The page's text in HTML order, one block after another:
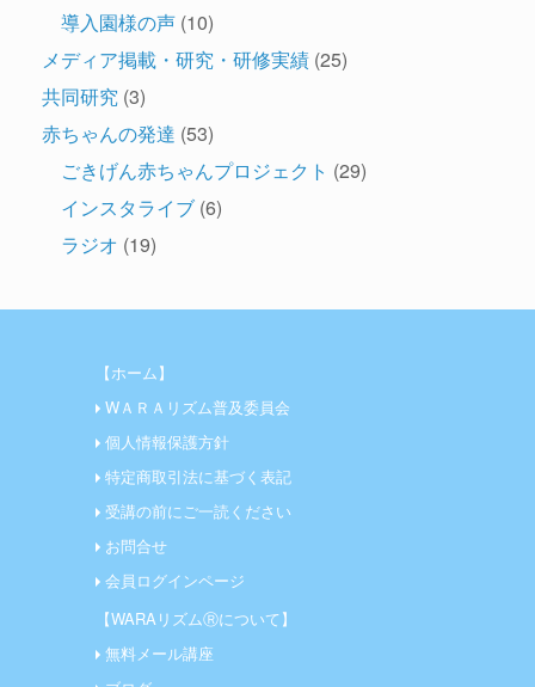
導入園様の声 (10)
メディア掲載・研究・研修実績 (25)
共同研究 (3)
赤ちゃんの発達 (53)
ごきげん赤ちゃんプロジェクト (29)
インスタライブ (6)
ラジオ (19)
【ホーム】
WＡＲＡリズム普及委員会
個人情報保護方針
特定商取引法に基づく表記
受講の前にご一読ください
お問合せ
会員ログインページ
【WARAリズムⓇについて】
無料メール講座